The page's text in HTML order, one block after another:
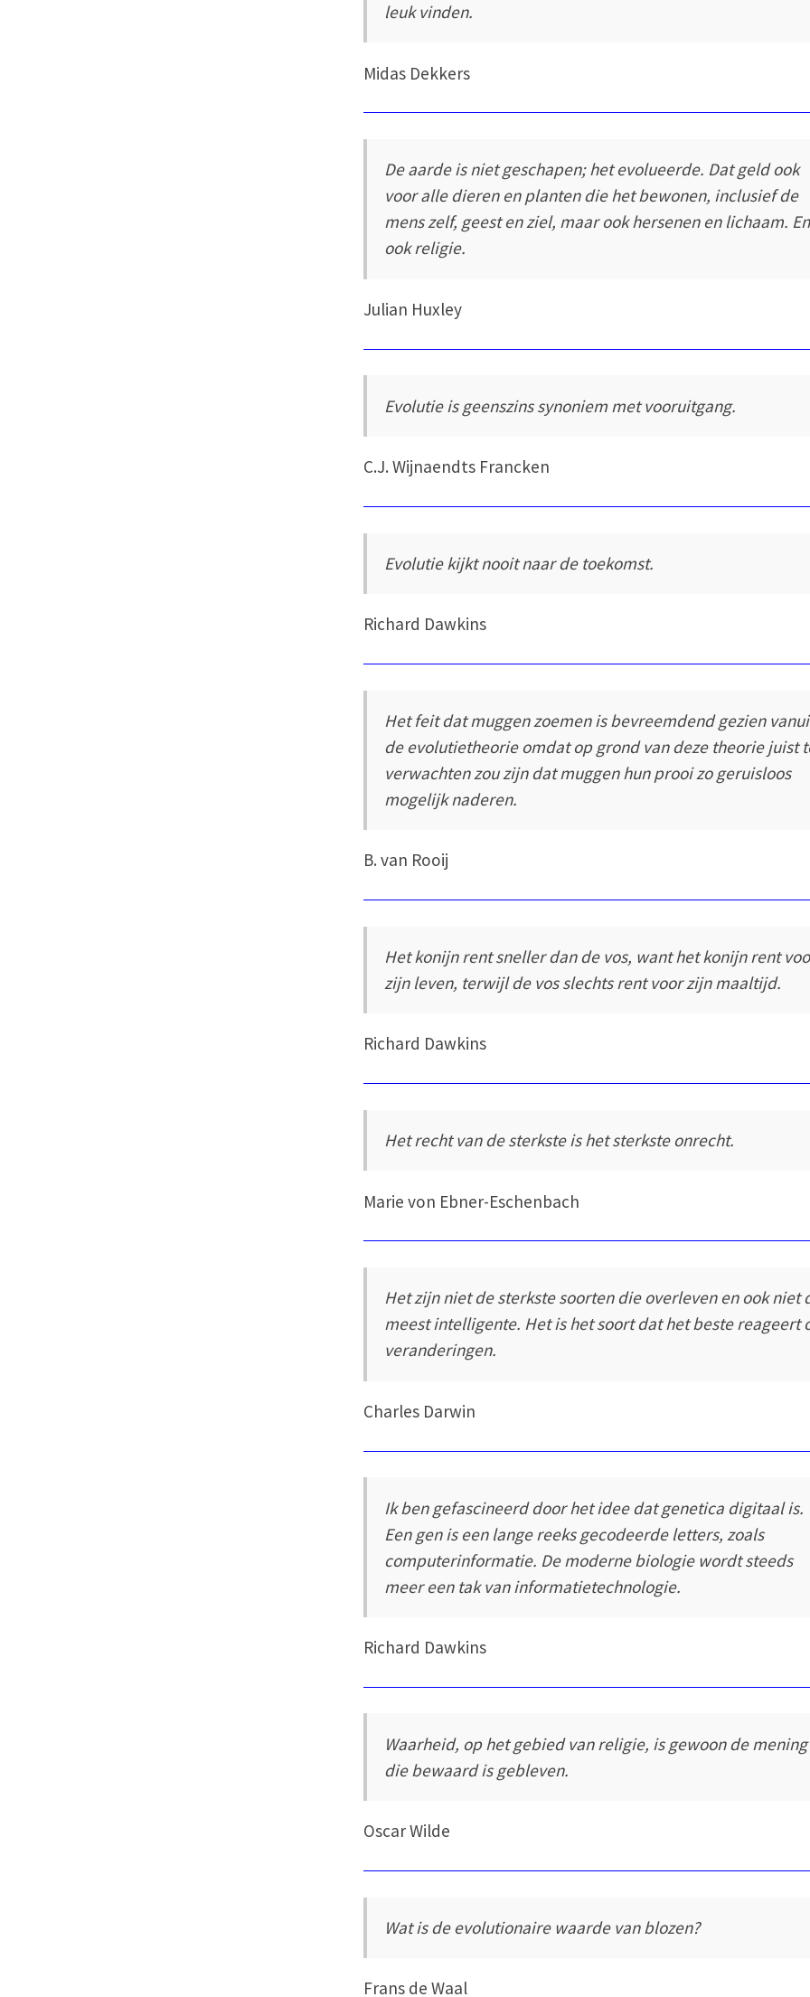
leuk vinden.
Midas Dekkers
De aarde is niet geschapen; het evolueerde. Dat geld ook
voor alle dieren en planten die het bewonen, inclusief de
mens zelf, geest en ziel, maar ook hersenen en lichaam. En
ook religie.
Julian Huxley
Evolutie is geenszins synoniem met vooruitgang.
C.J. Wijnaendts Francken
Evolutie kijkt nooit naar de toekomst.
Richard Dawkins
Het feit dat muggen zoemen is bevreemdend gezien
de evolutietheorie omdat op grond van deze theorie juist
verwachten zou zijn dat muggen hun prooi zo geruisloos
mogelijk naderen.
B. van Rooij
Het konijn rent sneller dan de vos, want het konijn rent
zijn leven, terwijl de vos slechts rent voor zijn maaltijd.
Richard Dawkins
Het recht van de sterkste is het sterkste onrecht.
Marie von Ebner-Eschenbach
Het zijn niet de sterkste soorten die overleven en ook niet
meest intelligente. Het is het soort dat het beste reageert
veranderingen.
Charles Darwin
Ik ben gefascineerd door het idee dat genetica digitaal is.
Een gen is een lange reeks gecodeerde letters, zoals
computerinformatie. De moderne biologie wordt steeds
meer een tak van informatietechnologie.
Richard Dawkins
Waarheid, op het gebied van religie, is gewoon de mening
die bewaard is gebleven.
Oscar Wilde
Wat is de evolutionaire waarde van blozen?
Frans de Waal